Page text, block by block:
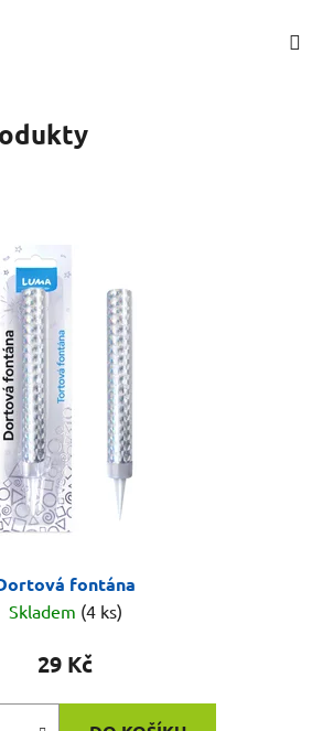
fontána
Skladem (4 ks)
29 Kč